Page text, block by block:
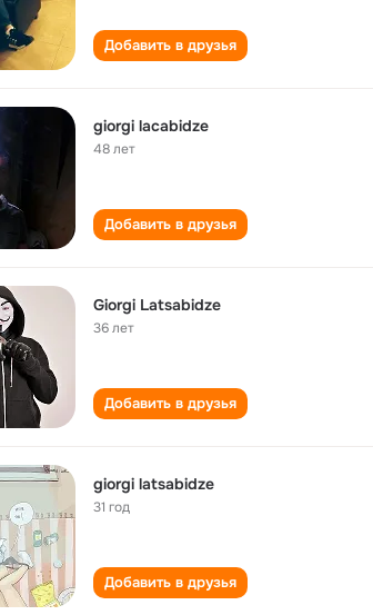
Добавить в друзья
giorgi lacabidze
48 лет
Добавить в друзья
Giorgi Latsabidze
36 лет
Добавить в друзья
giorgi latsabidze
31 год
Добавить в друзья